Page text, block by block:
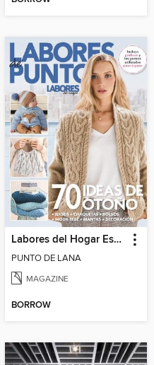
Labores del Hogar Especiales
PUNTO DE LANA
MAGAZINE
BORROW